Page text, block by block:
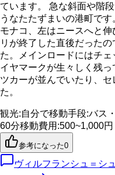
ています。 急な斜面や階
うなたたずまいの港町で
モナコ、左はニースへと
リが終了した直後だった
た。メインロードにはチ
イヤマークが生々しく残
ツカーが並んでいたり、
た。
観光:自分で移動手段:バス
60分移動費用 :500~1,000円
参考になった0
ヴィルフランシュ＝シ